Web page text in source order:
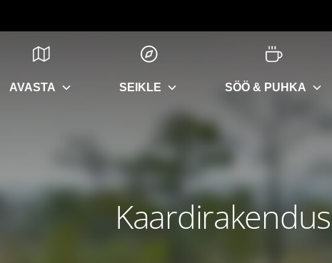
AVASTA SEIKLE SÖÖ & PUHKA
Kaardirakendus